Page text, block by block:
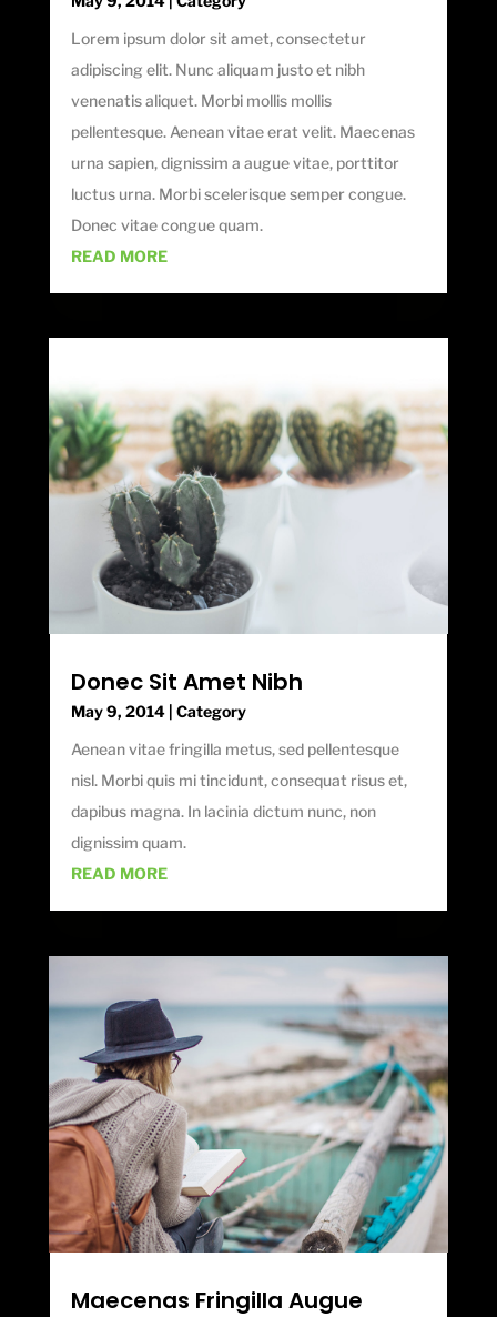
Lorem ipsum dolor sit amet, consectetur
adipiscing elit. Nunc aliquam justo et nibh
venenatis aliquet. Morbi mollis mollis
pellentesque. Aenean vitae erat velit. Maecenas
urna sapien, dignissim a augue vitae, porttitor
luctus urna. Morbi scelerisque semper congue.
Donec vitae congue quam.
READ MORE
Donec Sit Amet Nibh
May 9, 2014| Category
Aenean vitae fringilla metus, sed pellentesque
nisl. Morbi quis mi tincidunt, consequat risus et,
dapibus magna. In lacinia dictum nunc, non
dignissim quam.
READ MORE
Maecenas Fringilla Augue